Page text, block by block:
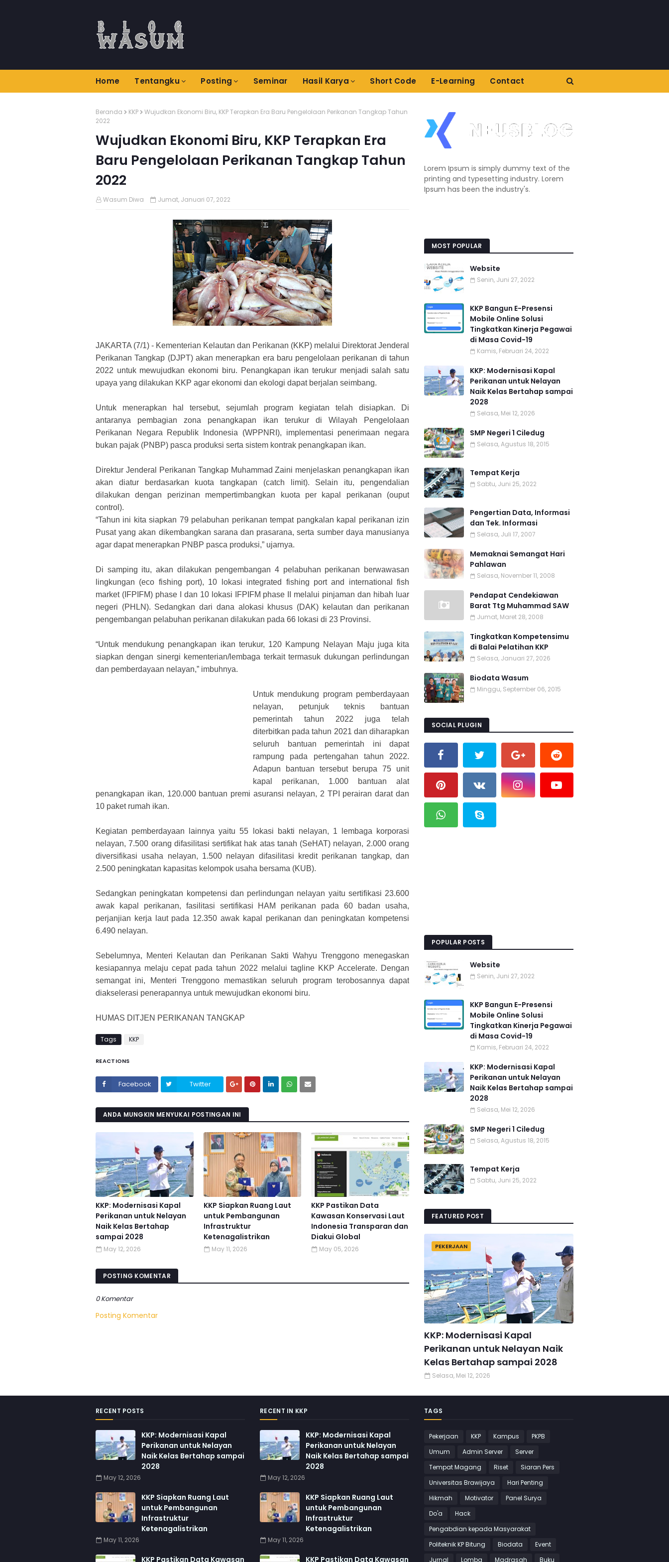
Home Tentangku Posting Seminar Hasil Karya Short Code E-Learning Contact
Beranda KKP
Wujudkan Ekonomi Biru, KKP Terapkan Era Baru Pengelolaan Perikanan Tangkap Tahun
2022
Wujudkan Ekonomi Biru, KKP Terapkan Era
Baru Pengelolaan Perikanan Tangkap Tahun
2022
Wasum Diwa Jumat, Januari 07, 2022
JAKARTA (7/1) - Kementerian Kelautan dan Perikanan (KKP) melalui Direktorat Jenderal
Perikanan Tangkap (DJPT) akan menerapkan era baru pengelolaan perikanan di tahun
2022 untuk mewujudkan ekonomi biru. Penangkapan ikan terukur menjadi salah satu
upaya yang dilakukan KKP agar ekonomi dan ekologi dapat berjalan seimbang.
Untuk menerapkan hal tersebut, sejumlah program kegiatan telah disiapkan. Di
antaranya pembagian zona penangkapan ikan terukur di Wilayah Pengelolaan
Perikanan Negara Republik Indonesia (WPPNRI), implementasi penerimaan negara
bukan pajak (PNBP) pasca produksi serta sistem kontrak penangkapan ikan.
Direktur Jenderal Perikanan Tangkap Muhammad Zaini menjelaskan penangkapan ikan
akan diatur berdasarkan kuota tangkapan (catch limit). Selain itu, pengendalian
dilakukan dengan perizinan mempertimbangkan kuota per kapal perikanan (ouput
control).
“Tahun ini kita siapkan 79 pelabuhan perikanan tempat pangkalan kapal perikanan izin
Pusat yang akan dikembangkan sarana dan prasarana, serta sumber daya manusianya
agar dapat menerapkan PNBP pasca produksi,” ujarnya.
Di samping itu, akan dilakukan pengembangan 4 pelabuhan perikanan berwawasan
lingkungan (eco fishing port), 10 lokasi integrated fishing port and international fish
market (IFPIFM) phase I dan 10 lokasi IFPIFM phase II melalui pinjaman dan hibah luar
negeri (PHLN). Sedangkan dari dana alokasi khusus (DAK) kelautan dan perikanan
pengembangan pelabuhan perikanan dilakukan pada 66 lokasi di 23 Provinsi.
“Untuk mendukung penangkapan ikan terukur, 120 Kampung Nelayan Maju juga kita
siapkan dengan sinergi kementerian/lembaga terkait termasuk dukungan perlindungan
dan pemberdayaan nelayan,” imbuhnya.
Untuk mendukung program pemberdayaan
nelayan, petunjuk teknis bantuan
pemerintah tahun 2022 juga telah
diterbitkan pada tahun 2021 dan diharapkan
seluruh bantuan pemerintah ini dapat
rampung pada pertengahan tahun 2022.
Adapun bantuan tersebut berupa 75 unit
kapal perikanan, 1.000 bantuan alat
penangkapan ikan, 120.000 bantuan premi asuransi nelayan, 2 TPI perairan darat dan
10 paket rumah ikan.
Kegiatan pemberdayaan lainnya yaitu 55 lokasi bakti nelayan, 1 lembaga korporasi
nelayan, 7.500 orang difasilitasi sertifikat hak atas tanah (SeHAT) nelayan, 2.000 orang
diversifikasi usaha nelayan, 1.500 nelayan difasilitasi kredit perikanan tangkap, dan
2.500 peningkatan kapasitas kelompok usaha bersama (KUB).
Sedangkan peningkatan kompetensi dan perlindungan nelayan yaitu sertifikasi 23.600
awak kapal perikanan, fasilitasi sertifikasi HAM perikanan pada 60 badan usaha,
perjanjian kerja laut pada 12.350 awak kapal perikanan dan peningkatan kompetensi
6.490 nelayan.
Sebelumnya, Menteri Kelautan dan Perikanan Sakti Wahyu Trenggono menegaskan
kesiapannya melaju cepat pada tahun 2022 melalui tagline KKP Accelerate. Dengan
semangat ini, Menteri Trenggono memastikan seluruh program terobosannya dapat
diakselerasi penerapannya untuk mewujudkan ekonomi biru.
HUMAS DITJEN PERIKANAN TANGKAP
Tags KKP
REACTIONS
Facebook Twitter
ANDA MUNGKIN MENYUKAI POSTINGAN INI
KKP: Modernisasi Kapal
Perikanan untuk Nelayan
Naik Kelas Bertahap
sampai 2028
May 12, 2026
KKP Siapkan Ruang Laut
untuk Pembangunan
Infrastruktur
Ketenagalistrikan
May 11, 2026
KKP Pastikan Data
Kawasan Konservasi Laut
Indonesia Transparan dan
Diakui Global
May 05, 2026
POSTING KOMENTAR
0 Komentar
Posting Komentar
Lorem Ipsum is simply dummy text of the
printing and typesetting industry. Lorem
Ipsum has been the industry's.
MOST POPULAR
Website
Senin, Juni 27, 2022
KKP Bangun E-Presensi
Mobile Online Solusi
Tingkatkan Kinerja Pegawai
di Masa Covid-19
Kamis, Februari 24, 2022
KKP: Modernisasi Kapal
Perikanan untuk Nelayan
Naik Kelas Bertahap sampai
2028
Selasa, Mei 12, 2026
SMP Negeri 1 Ciledug
Selasa, Agustus 18, 2015
Tempat Kerja
Sabtu, Juni 25, 2022
Pengertian Data, Informasi
dan Tek. Informasi
Selasa, Juli 17, 2007
Memaknai Semangat Hari
Pahlawan
Selasa, November 11, 2008
Pendapat Cendekiawan
Barat Ttg Muhammad SAW
Jumat, Maret 28, 2008
Tingkatkan Kompetensimu
di Balai Pelatihan KKP
Selasa, Januari 27, 2026
Biodata Wasum
Minggu, September 06, 2015
SOCIAL PLUGIN
POPULAR POSTS
Website
Senin, Juni 27, 2022
KKP Bangun E-Presensi
Mobile Online Solusi
Tingkatkan Kinerja Pegawai
di Masa Covid-19
Kamis, Februari 24, 2022
KKP: Modernisasi Kapal
Perikanan untuk Nelayan
Naik Kelas Bertahap sampai
2028
Selasa, Mei 12, 2026
SMP Negeri 1 Ciledug
Selasa, Agustus 18, 2015
Tempat Kerja
Sabtu, Juni 25, 2022
FEATURED POST
PEKERJAAN
KKP: Modernisasi Kapal
Perikanan untuk Nelayan Naik
Kelas Bertahap sampai 2028
Selasa, Mei 12, 2026
RECENT POSTS
KKP: Modernisasi Kapal
Perikanan untuk Nelayan
Naik Kelas Bertahap sampai
2028
May 12, 2026
KKP Siapkan Ruang Laut
untuk Pembangunan
Infrastruktur
Ketenagalistrikan
May 11, 2026
KKP Pastikan Data Kawasan
RECENT IN KKP
KKP: Modernisasi Kapal
Perikanan untuk Nelayan
Naik Kelas Bertahap sampai
2028
May 12, 2026
KKP Siapkan Ruang Laut
untuk Pembangunan
Infrastruktur
Ketenagalistrikan
May 11, 2026
KKP Pastikan Data Kawasan
TAGS
Pekerjaan KKP Kampus
PKPB
Umum
Admin Server
Server
Tempat Magang
Riset
Siaran Pers
Universitas Brawijaya
Hari Penting
Hikmah
Motivator
Panel Surya
Do'a
Hack
Pengabdian kepada Masyarakat
Politeknik KP Bitung
Biodata
Event
Jurnal
Lomba Madrasah Buku